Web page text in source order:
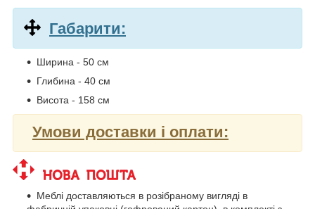
Габарити:
Ширина - 50 см
Глибина - 40 см
Висота - 158 см
Умови доставки і оплати:
Меблі доставляються в розібраному вигляді в